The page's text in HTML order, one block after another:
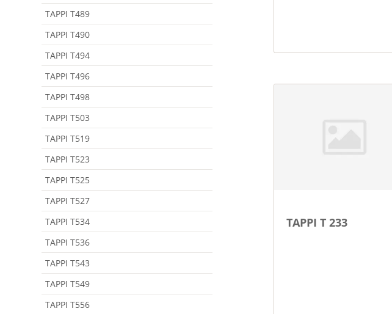
TAPPI T 233
TAPPI T489
TAPPI T490
TAPPI T494
TAPPI T496
TAPPI T498
TAPPI T503
TAPPI T519
TAPPI T523
TAPPI T525
TAPPI T527
TAPPI T534
TAPPI T536
TAPPI T543
TAPPI T549
TAPPI T556